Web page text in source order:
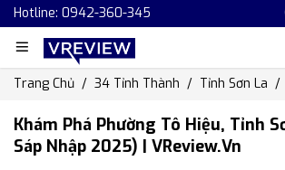
Hotline: 0942-360-345
Trang Chủ 34 Tỉnh Thành Tỉnh Sơn La
Khám Phá Phường Tô Hiệu, Tỉnh
Sáp Nhập 2025) | VReview.vn